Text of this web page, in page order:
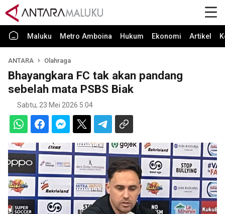
Maluku Metro Amboina Hukum Ekonomi Artikel
ANTARA Olahraga
Bhayangkara FC tak akan pandang
sebelah mata PSBS Biak
Sabtu, 23 Mei 2026 5:04